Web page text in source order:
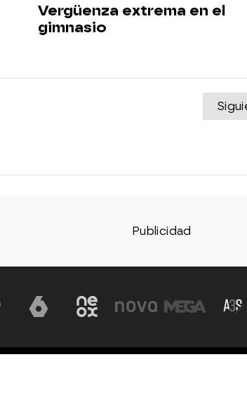
Vergüenza extrema en el
gimnasio